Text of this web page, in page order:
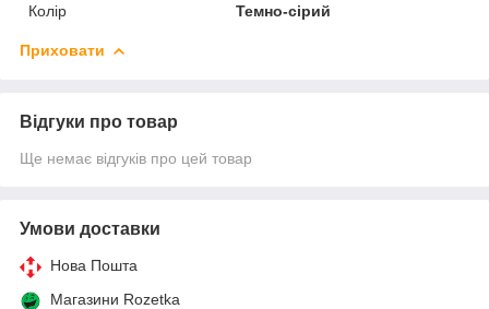
Колір
Темно-сірий
Приховати
Відгуки про товар
Ще немає відгуків про цей товар
Умови доставки
Нова Пошта
Магазини Rozetka